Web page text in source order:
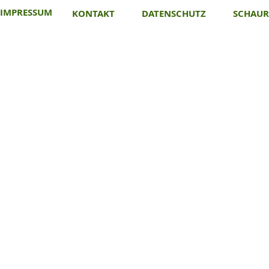
IMPRESSUM KONTAKT DATENSCHUTZ